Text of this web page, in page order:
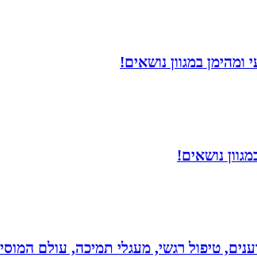
במגוון נושאים!
נושאים!
טיפול רגשי, מעגלי תמיכה, עולם